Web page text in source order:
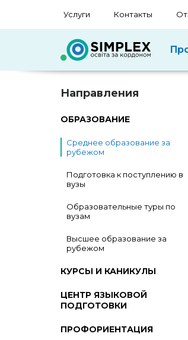
Услуги Контакты
Направления
ОБРАЗОВАНИЕ
Среднее образование за
рубежом
Подготовка к поступлению в
вузы
Образовательные туры по
вузам
Высшее образование за
рубежом
КУРСЫ И КАНИКУЛЫ
ЦЕНТР ЯЗЫКОВОЙ
ПОДГОТОВКИ
ПРОФОРИЕНТАЦИЯ